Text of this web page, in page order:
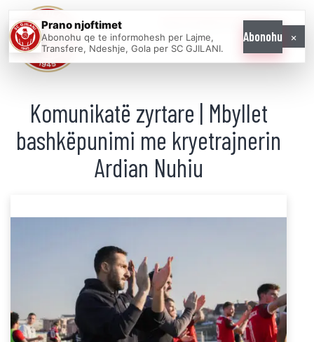
ONE
Komunikatë zyrtare | Mbyllet
bashkëpunimi me kryetrajnerin
Ardian Nuhiu
Prano njoftimet
Abonohu qe te informohesh per Lajme,
Transfere, Ndeshje, Gola per SC GJILANI.
Abonohu ×